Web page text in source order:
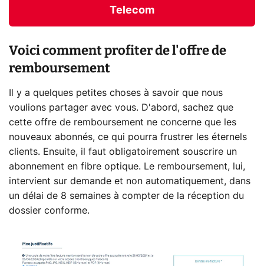
Telecom
Voici comment profiter de l'offre de
remboursement
Il y a quelques petites choses à savoir que nous
voulions partager avec vous. D'abord, sachez que
cette offre de remboursement ne concerne que les
nouveaux abonnés, ce qui pourra frustrer les éternels
clients. Ensuite, il faut obligatoirement souscrire un
abonnement en fibre optique. Le remboursement, lui,
intervient sur demande et non automatiquement, dans
un délai de 8 semaines à compter de la réception du
dossier conforme.